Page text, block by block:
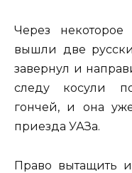
Через
вышли две
завернул и
следу косули
гончей, и она
приезда УАЗа.
Право вытащить и